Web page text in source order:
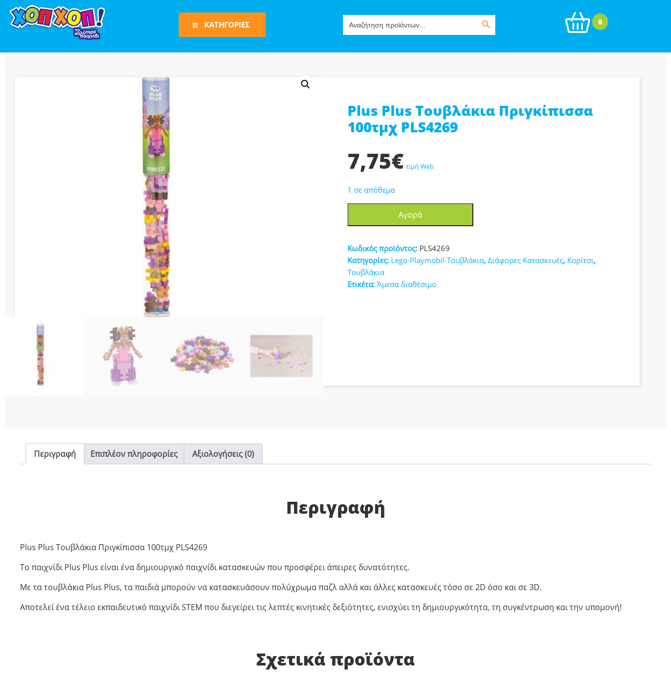
for:
Search Button
0
ΚΑΤΗΓΟΡΙΕΣ
Φιγούρες Δράσης
Φιγούρες
Τρένα
Bruder
Οχήματα
Πίστες-Γκαράζ
Παιχνίδια Ρόλων-Μίμησης
Play Set
Όπλα
Διάφορες Κατασκευές
Σπόρ
Plus Plus Τουβλάκια Πριγκίπισσα
100τμχ PLS4269
7,75€ τιμή Web
1 σε απόθεμα
Πριγκίπισσα
100τμχ
PLS4269
ποσότητα
Αγορά
Κωδικός προϊόντος: PLS4269
Κατηγορίες: Lego-Playmobil-Τουβλάκια, Διάφορες Κατασκευές, Κορίτσι,
Τουβλάκια
Ετικέτα: Άμεσα διαθέσιμο
Περιγραφή Επιπλέον πληροφορίες Αξιολογήσεις (0)
Περιγραφή
Plus Plus Τουβλάκια Πριγκίπισσα 100τμχ PLS4269
Το παιχνίδι Plus Plus είναι ένα δημιουργικό παιχνίδι κατασκευών που προσφέρει άπειρες δυνατότητες.
Με τα τουβλάκια Plus Plus, τα παιδιά μπορούν να κατασκευάσουν πολύχρωμα παζλ αλλά και άλλες κατασκευές τόσο σε 2D όσο και σε 3D.
Αποτελεί ένα τέλειο εκπαιδευτικό παιχνίδι STEM που διεγείρει τις λεπτές κινητικές δεξιότητες, ενισχύει τη δημιουργικότητα, τη συγκέντρωση και την υπομονή!
Σχετικά προϊόντα